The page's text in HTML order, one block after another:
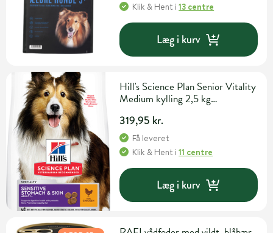
Klik & Hent i13 centre
Læg i kurv
Hill's Science Plan Senior Vitality
Medium kylling 2,5 kg
319,95 kr.
Få leveret
Klik & Hent i11 centre
Læg i kurv